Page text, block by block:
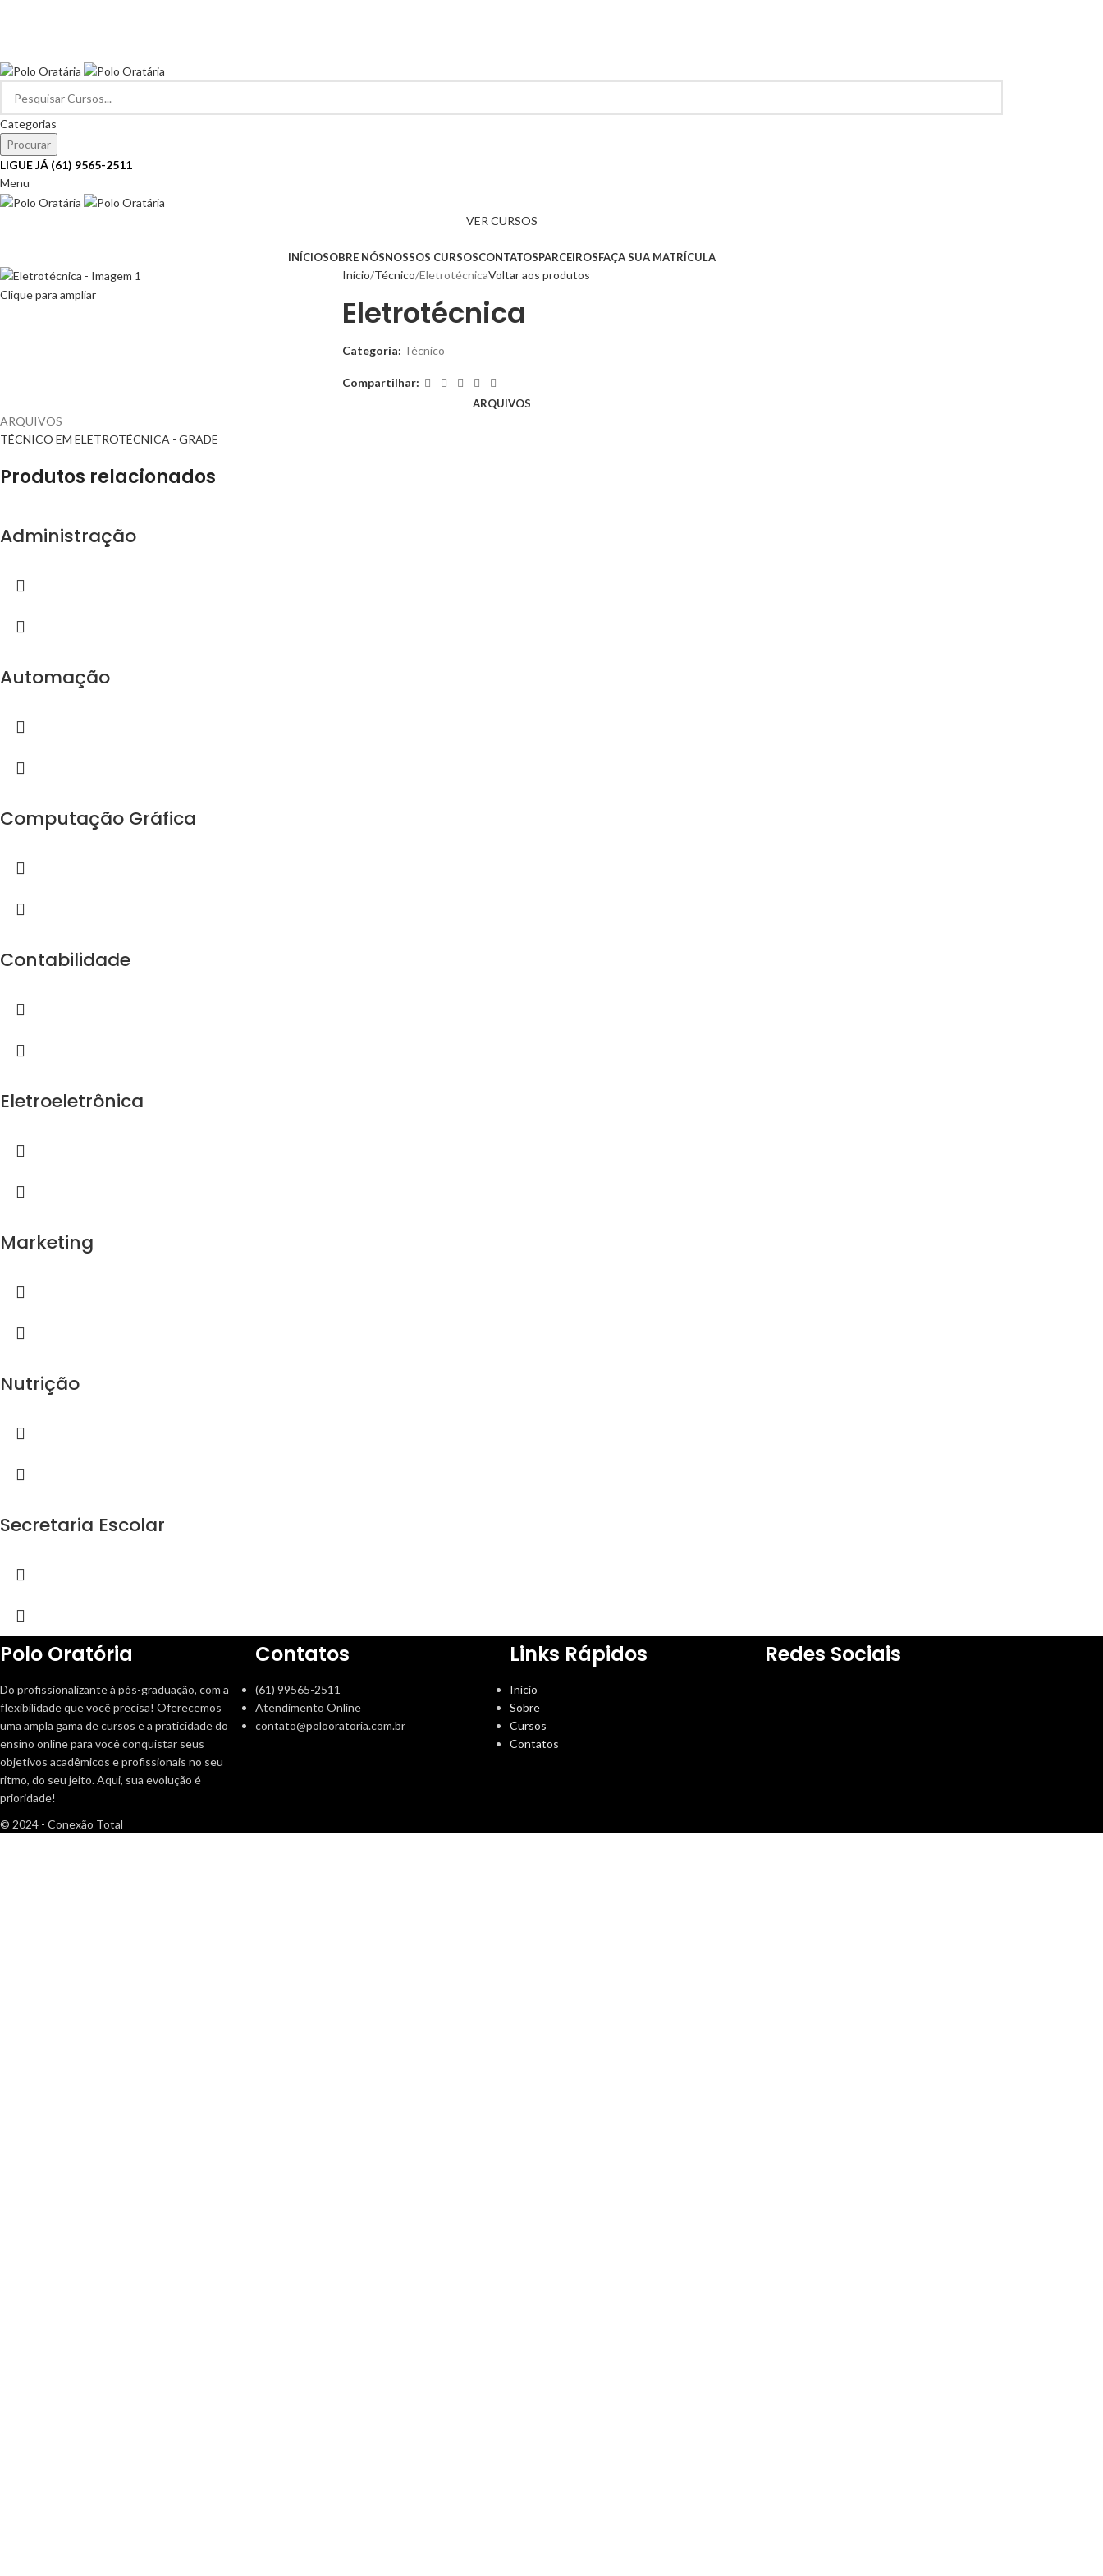
Categorias
Procurar
LIGUE JÁ (61) 9565-2511
Menu
VER CURSOS
INÍCIOSOBRE NÓSNOSSOS CURSOSCONTATOSPARCEIROSFAÇA SUA MATRÍCULA
Clique para ampliar
Início Técnico EletrotécnicaVoltar aos produtos
Eletrotécnica
Categoria: Técnico
Compartilhar:
ARQUIVOS
ARQUIVOS
TÉCNICO EM ELETROTÉCNICA - GRADE
Produtos relacionados
Administração
Automação
Computação Gráfica
Contabilidade
Eletroeletrônica
Marketing
Nutrição
Secretaria Escolar
Polo Oratória
Do profissionalizante à pós-graduação, com a
flexibilidade que você precisa! Oferecemos
uma ampla gama de cursos e a praticidade do
ensino online para você conquistar seus
objetivos acadêmicos e profissionais no seu
ritmo, do seu jeito. Aqui, sua evolução é
prioridade!
Contatos
(61) 99565-2511
Atendimento Online
contato@polooratoria.com.br
Links Rápidos
Início
Sobre
Cursos
Contatos
Redes Sociais
© 2024 - Conexão Total